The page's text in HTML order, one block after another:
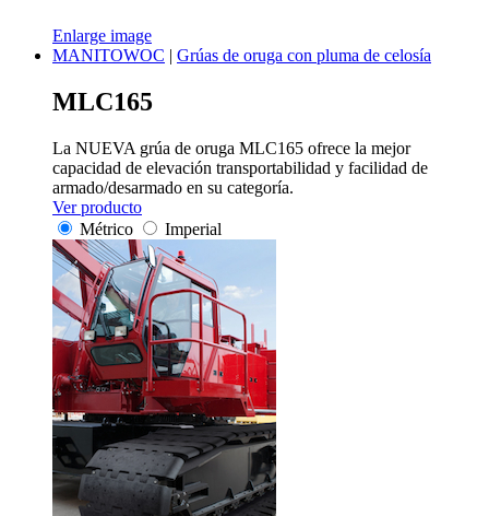
Enlarge image
MANITOWOC | Grúas de oruga con pluma de celosía
MLC165
La NUEVA grúa de oruga MLC165 ofrece la mejor
capacidad de elevación transportabilidad y facilidad de
armado/desarmado en su categoría.
Ver producto
Métrico
Imperial